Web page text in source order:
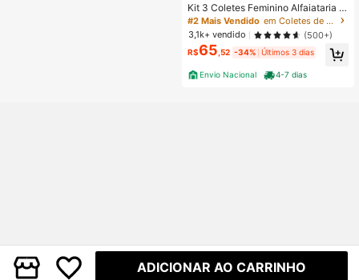
Kit 3 Coletes Feminino Alfaiataria El
egante com Botões Decote V Sem
Mangas Casual Chic
#2 Mais Vendido
em Coletes de suéter femininos
3,1k+ vendido
(500+)
R$65 ,52 -34% Últimos 3 dias
Envio Nacional 4-7 dias
ADICIONAR AO CARRINHO